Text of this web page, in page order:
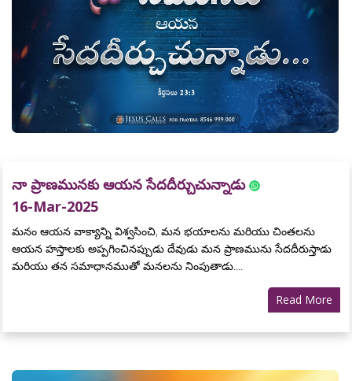
నా ప్రాణమునకు ఆయన సేదదీర్చుచున్నాడు
16-Mar-2025
మనం ఆయన వాక్యాన్ని విశ్వసించి, మన భయాలను మరియు చింతలను
ఆయన హస్తాలకు అప్పగించినప్పుడు దేవుడు మన ప్రాణమును సేదదీరుస్తాడు
మరియు తన సమాధానముతో మనలను నింపుతాడు....
Read More